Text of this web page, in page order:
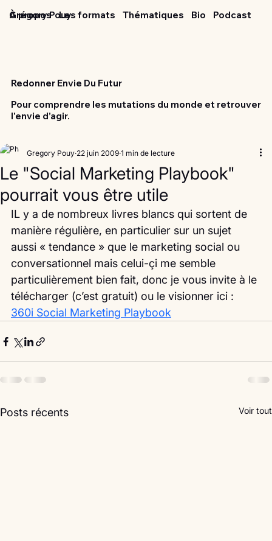
Grégory Pouy
À propos Les formats Thématiques Podcast
Bio
Redonner Envie Du Futur
Pour comprendre les mutations du monde et retrouver
l'envie d’agir.
Le "Social Marketing Playbook"
pourrait vous être utile
Gregory Pouy 22 juin 2009 1 min de lecture
IL y a de nombreux livres blancs qui sortent de
manière régulière, en particulier sur un sujet
aussi « tendance » que le marketing social ou
conversationnel mais celui-çi me semble
particulièrement bien fait, donc je vous invite à le
télécharger (c’est gratuit) ou le visionner ici :
360i Social Marketing Playbook
Posts récents Voir tout